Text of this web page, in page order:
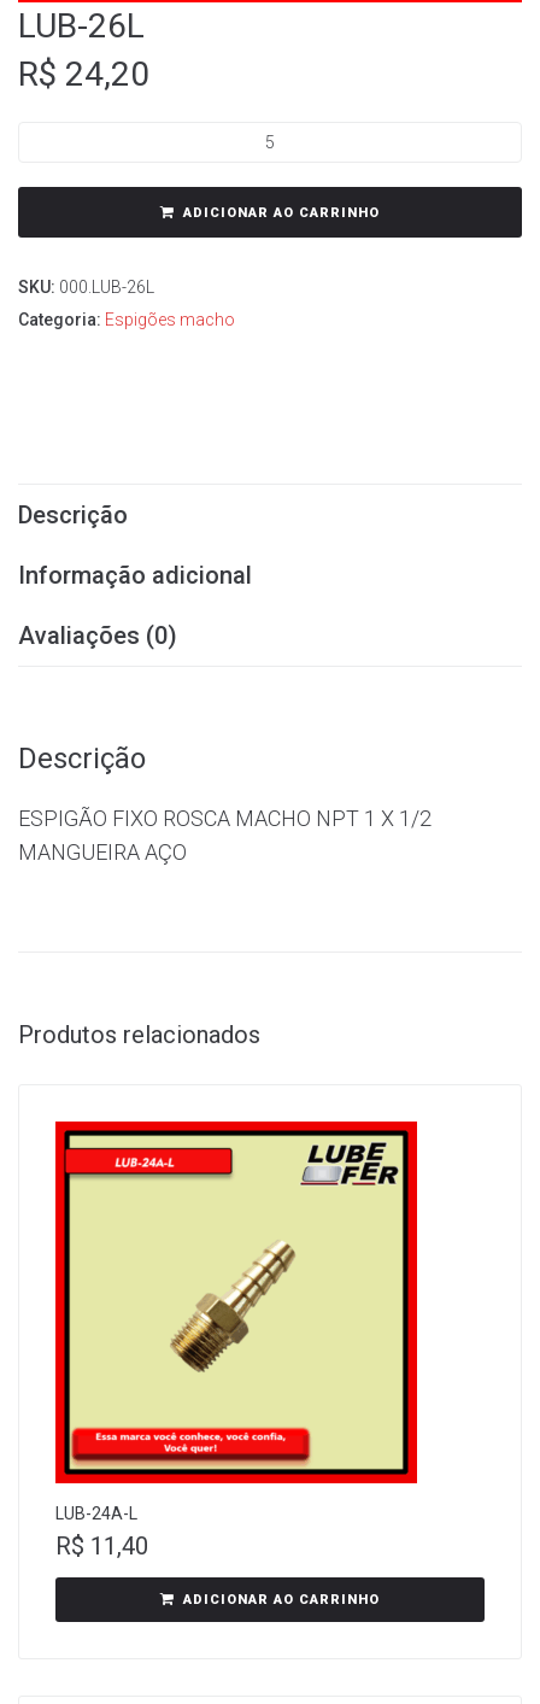
LUB-26L
R$ 24,20
ADICIONAR AO CARRINHO
SKU: 000.LUB-26L
Categoria: Espigões macho
Descrição
Informação adicional
Avaliações (0)
Descrição
ESPIGÃO FIXO ROSCA MACHO NPT 1 X 1/2
MANGUEIRA AÇO
Produtos relacionados
LUB-24A-L
R$ 11,40
ADICIONAR AO CARRINHO